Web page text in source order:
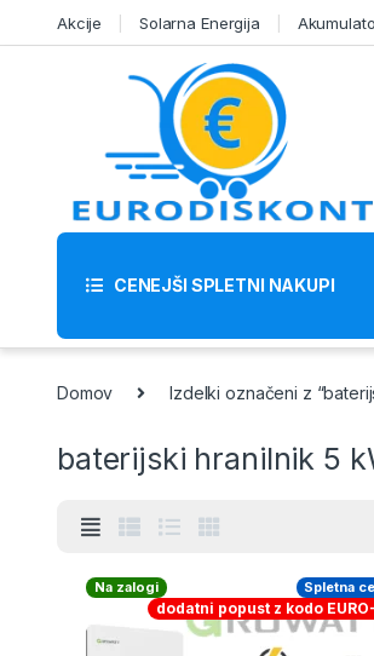
Skip to navigation
Akcije Solarna Energija
CENEJŠI SPLETNI NAKUPI
Domov Izdelki označeni z
baterijski hranilnik 5
Na zalogi Spletna
dodatni popust z kodo